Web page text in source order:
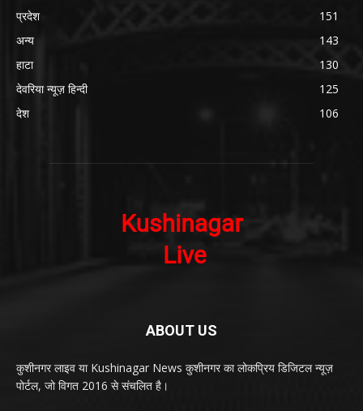
प्रदेश
151
अन्य
143
हाटा
130
देवरिया न्यूज़ हिन्दी
125
देश
106
ABOUT US
कुशीनगर लाइव या Kushinagar News कुशीनगर का लोकप्रिय डिजिटल न्यूज़
पोर्टल, जो विगत 2016 से संचलित है।